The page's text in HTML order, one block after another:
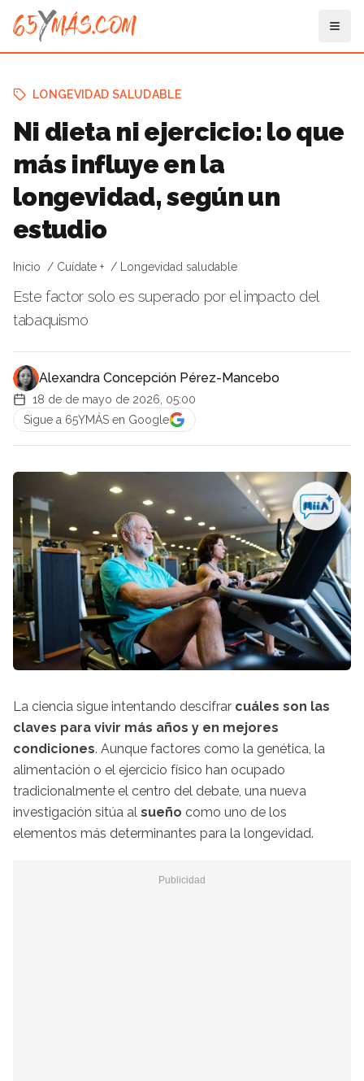
LONGEVIDAD SALUDABLE
Ni dieta ni ejercicio: lo que
más influye en la
longevidad, según un
estudio
Inicio Cuídate + Longevidad saludable
Este factor solo es superado por el impacto del
tabaquismo
Alexandra Concepción Pérez-Mancebo
18 de de mayo de 2026, 05:00
Sigue a 65YMÁS en Google
La ciencia sigue intentando descifrar cuáles son las
claves para vivir más años y en mejores
condiciones. Aunque factores como la genética, la
alimentación o el ejercicio físico han ocupado
tradicionalmente el centro del debate, una nueva
investigación sitúa al sueño como uno de los
elementos más determinantes para la longevidad.